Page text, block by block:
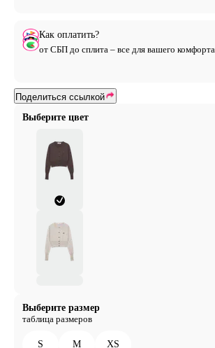
Выберите цвет
Выберите размер
таблица размеров
S M XS
Как оплатить?
от СБП до сплита – все для вашего комфорта
Поделиться ссылкой